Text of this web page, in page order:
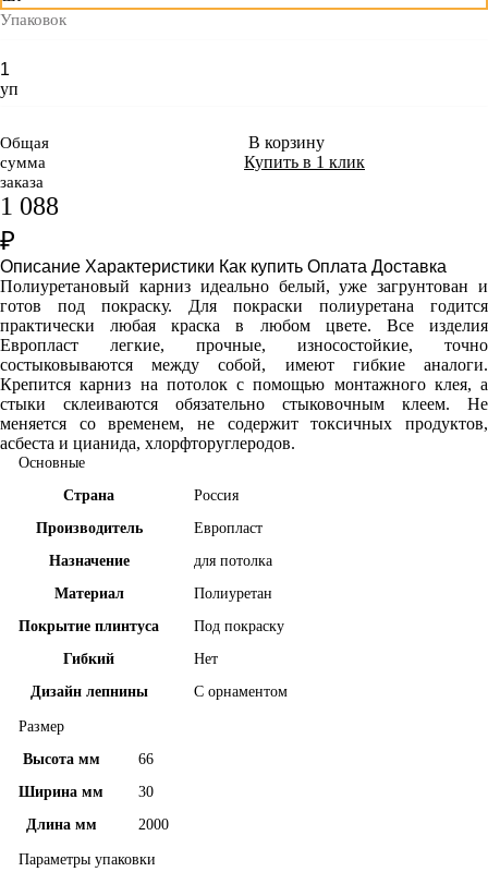
Упаковок
уп
Общая
сумма
заказа
1 088
₽
В корзину
Купить в 1 клик
Описание Характеристики Как купить Оплата Доставка
Полиуретановый карниз идеально белый, уже загрунтован и
готов под покраску. Для покраски полиуретана годится
практически любая краска в любом цвете. Все изделия
Европласт легкие, прочные, износостойкие, точно
состыковываются между собой, имеют гибкие аналоги.
Крепится карниз на потолок с помощью монтажного клея, а
стыки склеиваются обязательно стыковочным клеем. Не
меняется со временем, не содержит токсичных продуктов,
асбеста и цианида, хлорфторуглеродов.
Основные
Страна
Россия
Производитель
Европласт
Назначение
для потолка
Материал
Полиуретан
Покрытие плинтуса
Под покраску
Гибкий
Нет
Дизайн лепнины
С орнаментом
Размер
Высота мм
66
Ширина мм
30
Длина мм
2000
Параметры упаковки